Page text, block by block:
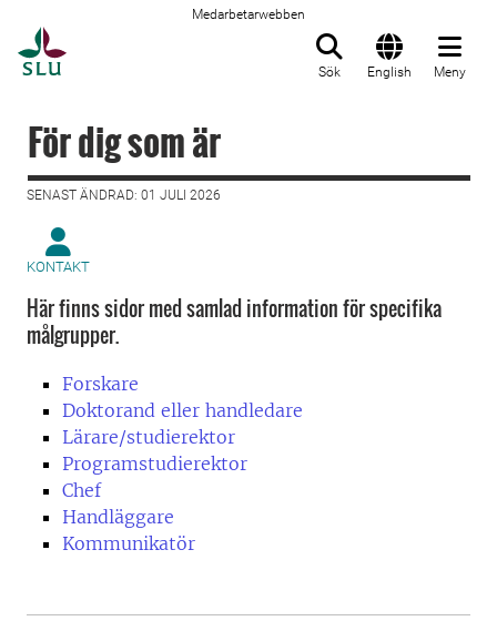
Medarbetarwebben
Sök English Meny
För dig som är
SENAST ÄNDRAD: 01 JULI 2026
KONTAKT
Här finns sidor med samlad information för specifika
målgrupper.
Forskare
Doktorand eller handledare
Lärare/studierektor
Programstudierektor
Chef
Handläggare
Kommunikatör